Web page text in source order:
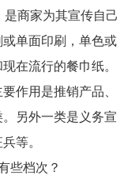
商家为其宣传自己
单面印刷，单色或
在流行的餐巾纸。
用是推销产品、
另外一类是义务宣
等。
些档次？